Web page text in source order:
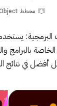
مخطط VideoObject
بالبرامج
أفضل في نتائج